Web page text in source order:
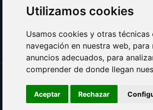
Utilizamos cookies
Usamos cookies y otras
navegación en nuestra web,
anuncios adecuados, para
comprender de donde llegan
Aceptar Rechazar
Contacto